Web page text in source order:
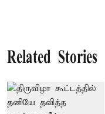
Related Stories